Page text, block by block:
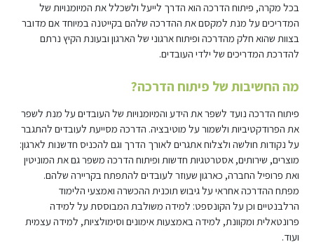
בכל מקרה, פיתוח הדרכה הוא הדרך לייעל ולשכלל את המיומנויות של
המדריכים על מנת למקסם את ההדרכה שלהם בקייטנה במיוחד אם מדובר
בצוות שהוא חלק מהדרכה ופיתוח ארגוני של הארגון ובעונת הקיץ נרתם
להדרכת המדריכים של ילדי העובדים.
מה החשיבות של פיתוח הדרכה?
פיתוח הדרכה נועד לשפר את הידע והמיומנויות של העובדים על מנת לשפר
את הפרודקטיביות ולשמור על מוטיבציה. הדרכה מסייעת לעובדים להתגבר
על נקודות חולשה ולצלוח אתגרים לאורך הדרך וגם להכניס חדשנות לארגון:
מוצרים, שירותים, אסטרטגיות חדשות ופיתוח הדרכה משפר גם את המוניטין
ואת פרופיל החברה, כארגון שעוזר לעובדים להתפתח בקריירה שלהם.
מפתח ההדרכה אחראי על גיבוש תוכנית ההכשרה ואמצעי הלימוד
הרלבנטיים וכן על הקונספט: למידה משולבת המבוססת על למידה
פרונטאלית ומקוונת, למידה באמצעות אימונים וסימולציות, למידה עצמית
ועוד.